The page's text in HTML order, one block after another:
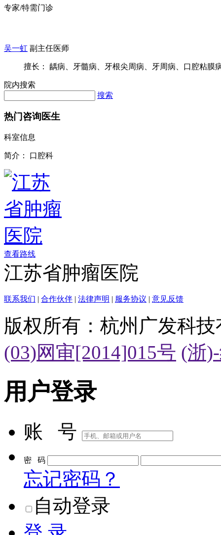
专家/特需门诊
吴一虹 副主任医师
擅长： 龋病、牙髓病、牙根尖周病、牙周病、口腔粘膜
院内搜索
搜索
热门咨询医生
科室信息
简介： 口腔科
查看路线
江苏省肿瘤医院
联系我们 | 合作伙伴 | 法律声明 | 服务协议 | 意见反馈
版权所有：杭州广发科
(03)网审[2014]015号 (浙
用户登录
账 号
密 码
忘记密码？
自动登录